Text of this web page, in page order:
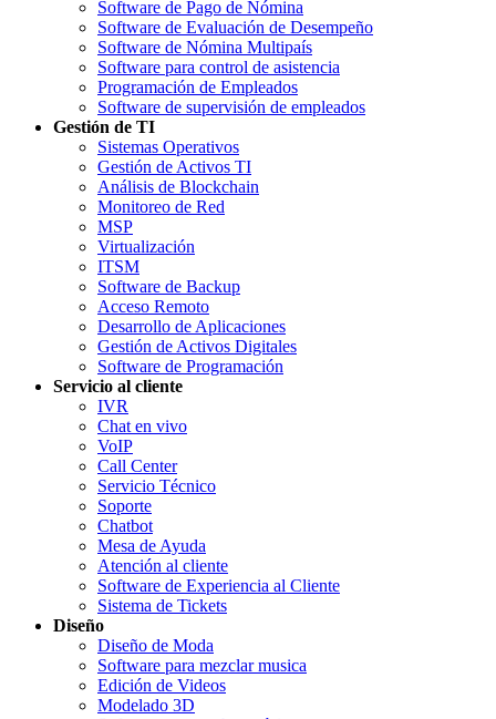
Software de Pago de Nómina
Software de Evaluación de Desempeño
Software de Nómina Multipaís
Software para control de asistencia
Programación de Empleados
Software de supervisión de empleados
Gestión de TI
Sistemas Operativos
Gestión de Activos TI
Análisis de Blockchain
Monitoreo de Red
MSP
Virtualización
ITSM
Software de Backup
Acceso Remoto
Desarrollo de Aplicaciones
Gestión de Activos Digitales
Software de Programación
Servicio al cliente
IVR
Chat en vivo
VoIP
Call Center
Servicio Técnico
Soporte
Chatbot
Mesa de Ayuda
Atención al cliente
Software de Experiencia al Cliente
Sistema de Tickets
Diseño
Diseño de Moda
Software para mezclar musica
Edición de Videos
Modelado 3D